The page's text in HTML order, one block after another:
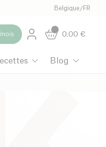
Belgique /FR
0.00 €
Blog